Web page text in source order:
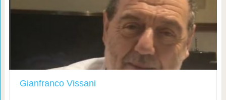
Gianfranco Vissani